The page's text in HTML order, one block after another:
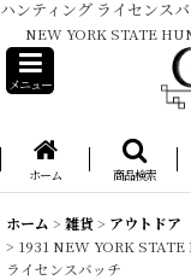
ハンティング ライセンス
NEW YORK STATE
メニュー
ホーム 商品検索
ホーム > 雑貨> アウトドア
> 1931 NEW YORK
ライセンスバッチ